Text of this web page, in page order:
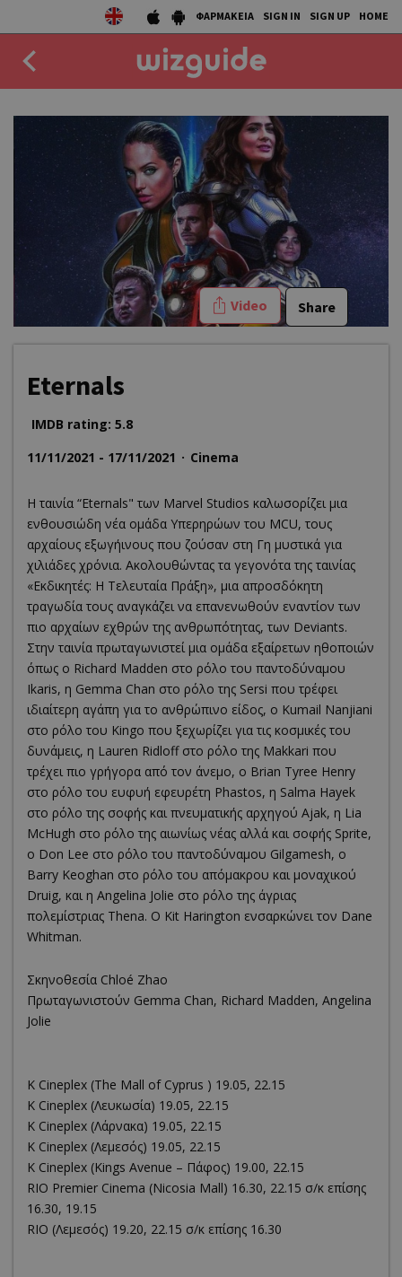
ΦΑΡΜΑΚΕΙΑ SIGN IN SIGN UP HOME
AGENDA
COLLECTIONS
Video Share
Eternals
IMDB rating: 5.8
11/11/2021 - 17/11/2021
Cinema
Η ταινία “Eternals" των Marvel Studios καλωσορίζει μια
ενθουσιώδη νέα ομάδα Υπερηρώων του MCU, τους
αρχαίους εξωγήινους που ζούσαν στη Γη μυστικά για
χιλιάδες χρόνια. Ακολουθώντας τα γεγονότα της ταινίας
«Εκδικητές: Η Τελευταία Πράξη», μια απροσδόκητη
τραγωδία τους αναγκάζει να επανενωθούν εναντίον των
πιο αρχαίων εχθρών της ανθρωπότητας, των Deviants.
Στην ταινία πρωταγωνιστεί μια ομάδα εξαίρετων ηθοποιών
όπως ο Richard Madden στο ρόλο του παντοδύναμου
Ikaris, η Gemma Chan στο ρόλο της Sersi που τρέφει
ιδιαίτερη αγάπη για το ανθρώπινο είδος, ο Kumail Nanjiani
στο ρόλο του Kingo που ξεχωρίζει για τις κοσμικές του
δυνάμεις, η Lauren Ridloff στο ρόλο της Makkari που
τρέχει πιο γρήγορα από τον άνεμο, ο Brian Tyree Henry
στο ρόλο του ευφυή εφευρέτη Phastos, η Salma Hayek
στο ρόλο της σοφής και πνευματικής αρχηγού Ajak, η Lia
McHugh στο ρόλο της αιωνίως νέας αλλά και σοφής Sprite,
ο Don Lee στο ρόλο του παντοδύναμου Gilgamesh, ο
Barry Keoghan στο ρόλο του απόμακρου και μοναχικού
Druig, και η Angelina Jolie στο ρόλο της άγριας
πολεμίστριας Thena. Ο Kit Harington ενσαρκώνει τον Dane
Whitman.
Σκηνοθεσία Chloé Zhao
Πρωταγωνιστούν Gemma Chan, Richard Madden, Angelina
Jolie
K Cineplex (The Mall of Cyprus ) 19.05, 22.15
K Cineplex (Λευκωσία) 19.05, 22.15
K Cineplex (Λάρνακα) 19.05, 22.15
K Cineplex (Λεμεσός) 19.05, 22.15
K Cineplex (Kings Avenue – Πάφος) 19.00, 22.15
RΙΟ Premier Cinema (Νicosia Mall) 16.30, 22.15 σ/κ επίσης
16.30, 19.15
RIO (Λεμεσός) 19.20, 22.15 σ/κ επίσης 16.30